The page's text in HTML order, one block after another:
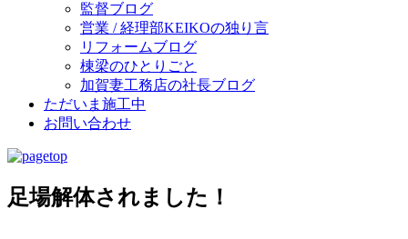
監督ブログ
営業 / 経理部KEIKOの独り言
リフォームブログ
棟梁のひとりごと
加賀妻工務店の社長ブログ
ただいま施工中
お問い合わせ
足場解体されました！